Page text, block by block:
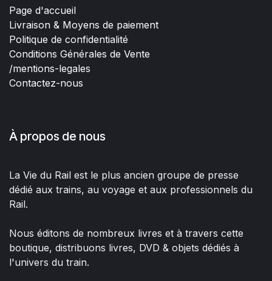
Page d'accueil
Livraison & Moyens de paiement
Politique de confidentialité
Conditions Générales de Vente
/mentions-legales
Contactez-nous
À propos de nous
La Vie du Rail est le plus ancien groupe de presse
dédié aux trains, au voyage et aux professionnels du
Rail.
Nous éditons de nombreux livres et à travers cette
boutique, distribuons livres, DVD & objets dédiés à
l'univers du train.